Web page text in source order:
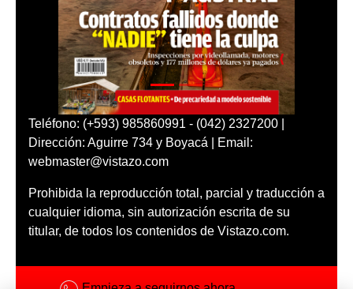
Teléfono: (+593) 985860991 - (042) 2327200 |
Dirección: Aguirre 734 y Boyacá | Email:
webmaster@vistazo.com
Prohibida la reproducción total, parcial y traducción a
cualquier idioma, sin autorización escrita de su
titular, de todos los contenidos de Vistazo.com.